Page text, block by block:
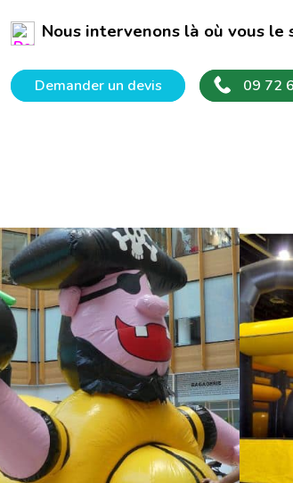
Nous intervenons là où vous
Demander un devis 09 72